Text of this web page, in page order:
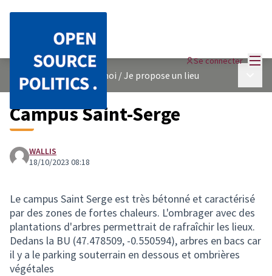
Se connecter
Un arbre près de chez moi /Je propose un lieu
Campus Saint-Serge
WALLIS
18/10/2023 08:18
Le campus Saint Serge est très bétonné et caractérisé
par des zones de fortes chaleurs. L'ombrager avec des
plantations d'arbres permettrait de rafraîchir les lieux.
Dedans la BU (47.478509, -0.550594), arbres en bacs car
il y a le parking souterrain en dessous et ombrières
végétales